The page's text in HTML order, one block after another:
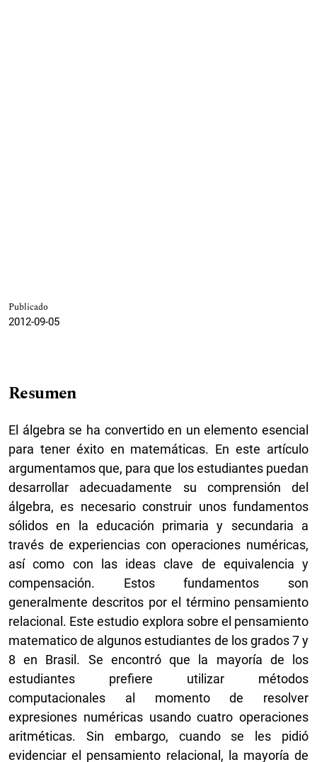
Publicado
2012-09-05
Resumen
El álgebra se ha convertido en un elemento esencial
para tener éxito en matemáticas. En este artículo
argumentamos que, para que los estudiantes puedan
desarrollar adecuadamente su comprensión del
álgebra, es necesario construir unos fundamentos
sólidos en la educación primaria y secundaria a
través de experiencias con operaciones numéricas,
así como con las ideas clave de equivalencia y
compensación. Estos fundamentos son
generalmente descritos por el término pensamiento
relacional. Este estudio explora sobre el pensamiento
matematico de algunos estudiantes de los grados 7 y
8 en Brasil. Se encontró que la mayoría de los
estudiantes prefiere utilizar métodos
computacionales al momento de resolver
expresiones numéricas usando cuatro operaciones
aritméticas. Sin embargo, cuando se les pidió
evidenciar el pensamiento relacional, la mayoría de